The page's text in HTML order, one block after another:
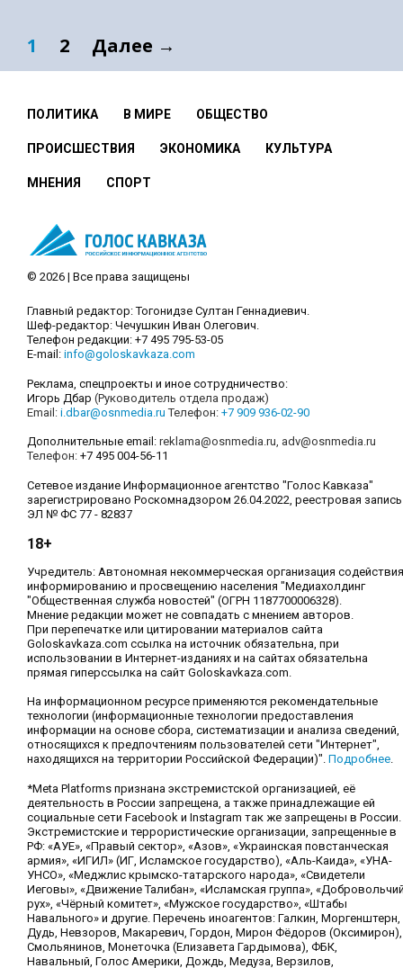
1 2 Далее →
ПОЛИТИКА В МИРЕ ОБЩЕСТВО
ПРОИСШЕСТВИЯ ЭКОНОМИКА КУЛЬТУРА
МНЕНИЯ СПОРТ
© 2026 | Все права защищены
Главный редактор: Тогонидзе Султан Геннадиевич.
Шеф-редактор: Чечушкин Иван Олегович.
Телефон редакции: +7 495 795-53-05
E-mail: info@goloskavkaza.com
Реклама, спецпроекты и иное сотрудничество:
Игорь Дбар (Руководитель отдела продаж)
Email: i.dbar@osnmedia.ru Телефон: +7 909 936-02-90
Дополнительные email: reklama@osnmedia.ru, adv@osnmedia.ru
Телефон: +7 495 004-56-11
Сетевое издание Информационное агентство "Голос Кавказа"
зарегистрировано Роскомнадзором 26.04.2022, реестровая запись
ЭЛ № ФС 77 - 82837
18+
Учредитель: Автономная некоммерческая организация содействия
информированию и просвещению населения "Медиахолдинг
"Общественная служба новостей" (ОГРН 1187700006328).
Мнение редакции может не совпадать с мнением авторов.
При перепечатке или цитировании материалов сайта
Goloskavkaza.com ссылка на источник обязательна, при
использовании в Интернет-изданиях и на сайтах обязательна
прямая гиперссылка на сайт Goloskavkaza.com.
На информационном ресурсе применяются рекомендательные
технологии (информационные технологии предоставления
информации на основе сбора, систематизации и анализа сведений,
относящихся к предпочтениям пользователей сети "Интернет",
находящихся на территории Российской Федерации)". Подробнее.
*Meta Platforms признана экстремистской организацией, её
деятельность в России запрещена, а также принадлежащие ей
социальные сети Facebook и Instagram так же запрещены в России.
Экстремистские и террористические организации, запрещенные в
РФ: «АУЕ», «Правый сектор», «Азов», «Украинская повстанческая
армия», «ИГИЛ» (ИГ, Исламское государство), «Аль-Каида», «УНА-
УНСО», «Меджлис крымско-татарского народа», «Свидетели
Иеговы», «Движение Талибан», «Исламская группа»,
рух», «Чёрный комитет», «Мужское государство», «Штабы
Навального» и другие. Перечень иноагентов: Галкин, Моргенштерн,
Дудь, Невзоров, Макаревич, Гордон, Мирон Фёдоров (Оксимирон),
Смольянинов, Монеточка (Елизавета Гардымова), ФБК,
Навальный, Голос Америки, Дождь, Медуза, Верзилов,